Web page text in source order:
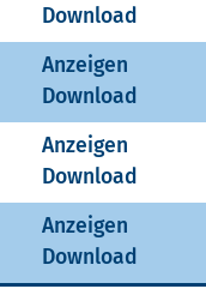
Download
Anzeigen
Download
Anzeigen
Download
Anzeigen
Download